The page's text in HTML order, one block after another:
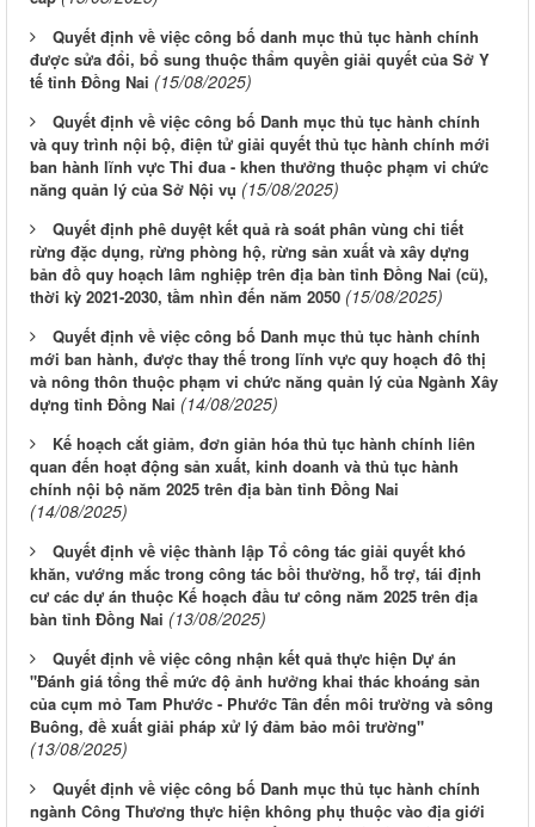
Quyết định về việc công bố danh mục thủ tục hành chính
được sửa đổi, bổ sung thuộc thẩm quyền giải quyết của Sở Y
tế tỉnh Đồng Nai (15/08/2025)
Quyết định về việc công bố Danh mục thủ tục hành chính
và quy trình nội bộ, điện tử giải quyết thủ tục hành chính mới
ban hành lĩnh vực Thi đua - khen thưởng thuộc phạm vi chức
năng quản lý của Sở Nội vụ (15/08/2025)
Quyết định phê duyệt kết quả rà soát phân vùng chi tiết
rừng đặc dụng, rừng phòng hộ, rừng sản xuất và xây dựng
bản đồ quy hoạch lâm nghiệp trên địa bàn tỉnh Đồng Nai (cũ),
thời kỳ 2021-2030, tầm nhìn đến năm 2050 (15/08/2025)
Quyết định về việc công bố Danh mục thủ tục hành chính
mới ban hành, được thay thế trong lĩnh vực quy hoạch đô thị
và nông thôn thuộc phạm vi chức năng quản lý của Ngành Xây
dựng tỉnh Đồng Nai (14/08/2025)
Kế hoạch cắt giảm, đơn giản hóa thủ tục hành chính liên
quan đến hoạt động sản xuất, kinh doanh và thủ tục hành
chính nội bộ năm 2025 trên địa bàn tỉnh Đồng Nai
(14/08/2025)
Quyết định về việc thành lập Tổ công tác giải quyết khó
khăn, vướng mắc trong công tác bồi thường, hỗ trợ, tái định
cư các dự án thuộc Kế hoạch đầu tư công năm 2025 trên địa
bàn tỉnh Đồng Nai (13/08/2025)
Quyết định về việc công nhận kết quả thực hiện Dự án
"Đánh giá tổng thể mức độ ảnh hưởng khai thác khoáng sản
của cụm mỏ Tam Phước - Phước Tân đến môi trường và sông
Buông, đề xuất giải pháp xử lý đảm bảo môi trường"
(13/08/2025)
Quyết định về việc công bố Danh mục thủ tục hành chính
ngành Công Thương thực hiện không phụ thuộc vào địa giới